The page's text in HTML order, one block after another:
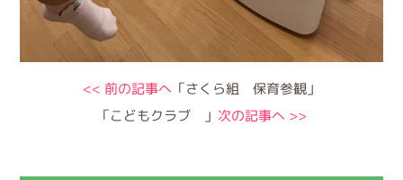
<< 前の記事へ 「さくら組 保育参観」
「こどもクラブ 」 次の記事へ >>